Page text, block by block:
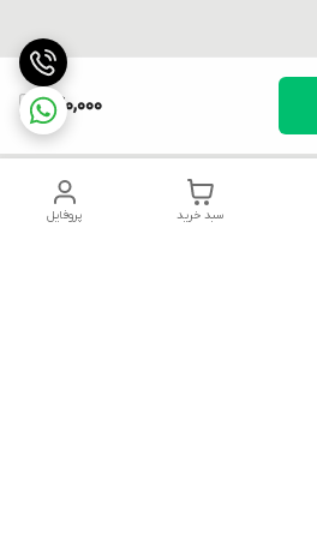
640,000
پروفایل سبد خرید